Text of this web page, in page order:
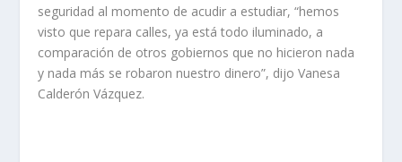
seguridad al momento de acudir a estudiar, “hemos
visto que repara calles, ya está todo iluminado, a
comparación de otros gobiernos que no hicieron nada
y nada más se robaron nuestro dinero”, dijo Vanesa
Calderón Vázquez.